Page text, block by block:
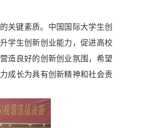
关键素质。中国国际大学生创
学生创新创业能力，促进高校
造良好的创新创业氛围，希望
成长为具有创新精神和社会责